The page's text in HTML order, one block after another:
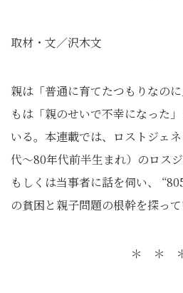
取材・文／沢木文
親は「普通に育てたつもりなの
もは「親のせいで不幸になった
いる。本連載では、ロストジェ
代～80年代前半生まれ）のロス
もしくは当事者に話を伺い、
の貧困と親子問題の根幹を探って
＊ ＊